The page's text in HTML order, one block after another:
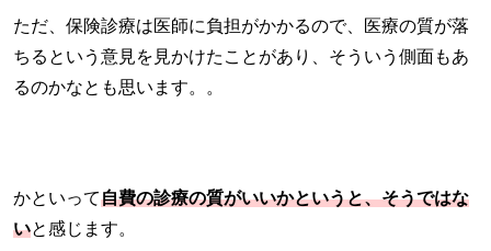
ただ、保険診療は医師に負担がかかるので、医療の質が落
ちるという意見を見かけたことがあり、そういう側面もあ
るのかなとも思います。。
かといって自費の診療の質がいいかというと、そうではな
いと感じます。